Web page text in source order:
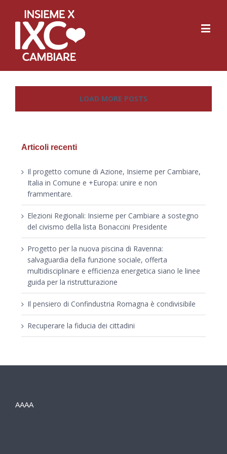
LOAD MORE POSTS
Articoli recenti
Il progetto comune di Azione, Insieme per Cambiare,
Italia in Comune e +Europa: unire e non
frammentare.
Elezioni Regionali: Insieme per Cambiare a sostegno
del civismo della lista Bonaccini Presidente
Progetto per la nuova piscina di Ravenna:
salvaguardia della funzione sociale, offerta
multidisciplinare e efficienza energetica siano le linee
guida per la ristrutturazione
Il pensiero di Confindustria Romagna è condivisibile
Recuperare la fiducia dei cittadini
AAAA